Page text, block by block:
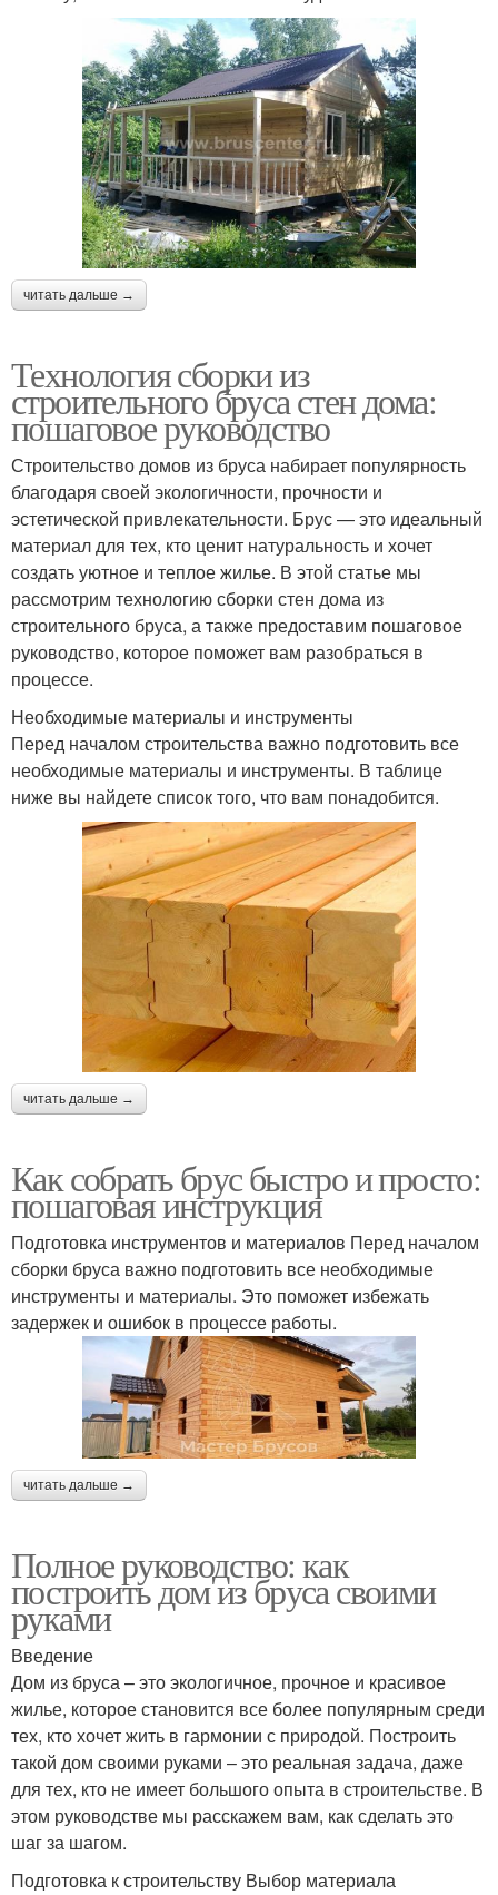
читать дальше →
Технология сборки из
строительного бруса стен дома:
пошаговое руководство
Строительство домов из бруса набирает популярность
благодаря своей экологичности, прочности и
эстетической привлекательности. Брус — это идеальный
материал для тех, кто ценит натуральность и хочет
создать уютное и теплое жилье. В этой статье мы
рассмотрим технологию сборки стен дома из
строительного бруса, а также предоставим пошаговое
руководство, которое поможет вам разобраться в
процессе.
Необходимые материалы и инструменты
Перед началом строительства важно подготовить все
необходимые материалы и инструменты. В таблице
ниже вы найдете список того, что вам понадобится.
читать дальше →
Как собрать брус быстро и просто:
пошаговая инструкция
Подготовка инструментов и материалов Перед началом
сборки бруса важно подготовить все необходимые
инструменты и материалы. Это поможет избежать
задержек и ошибок в процессе работы.
читать дальше →
Полное руководство: как
построить дом из бруса своими
руками
Введение
Дом из бруса – это экологичное, прочное и красивое
жилье, которое становится все более популярным среди
тех, кто хочет жить в гармонии с природой. Построить
такой дом своими руками – это реальная задача, даже
для тех, кто не имеет большого опыта в строительстве. В
этом руководстве мы расскажем вам, как сделать это
шаг за шагом.
Подготовка к строительству Выбор материала